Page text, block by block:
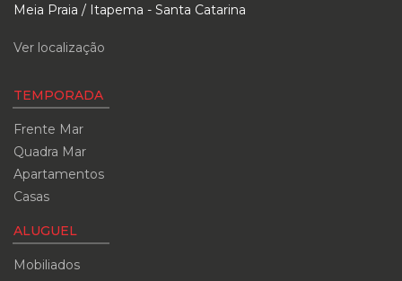
Meia Praia / Itapema - Santa Catarina
Ver localização
TEMPORADA
Frente Mar
Quadra Mar
Apartamentos
Casas
ALUGUEL
Mobiliados